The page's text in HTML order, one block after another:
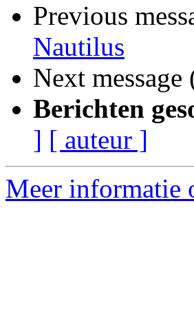
Previous
Nautilus
Next
Berichten
] [ auteur ]
Meer informatie